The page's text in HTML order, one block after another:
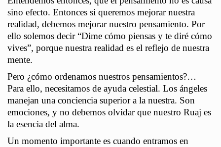
sino efecto. Entonces si queremos mejorar nuestra
realidad, debemos mejorar nuestro pensamiento. Por
ello solemos decir “Dime cómo piensas y te diré cómo
vives”, porque nuestra realidad es el reflejo de nuestra
mente.
Pero ¿cómo ordenamos nuestros pensamientos?…
Para ello, necesitamos de ayuda celestial. Los ángeles
manejan una conciencia superior a la nuestra. Son
emociones, y no debemos olvidar que nuestro Ruaj es
la esencia del alma.
Un momento importante es cuando entramos en